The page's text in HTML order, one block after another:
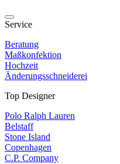
Service
Beratung
Maßkonfektion
Hochzeit
Änderungsschneiderei
Top Designer
Polo Ralph Lauren
Belstaff
Stone Island
Copenhagen
C.P. Company